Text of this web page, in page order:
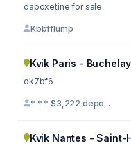
dapoxetine for sale
Kbbfflump
Kvik Paris - Buchelay
ok7bf6
* * * $3,222 depo...
Kvik Nantes - Saint-